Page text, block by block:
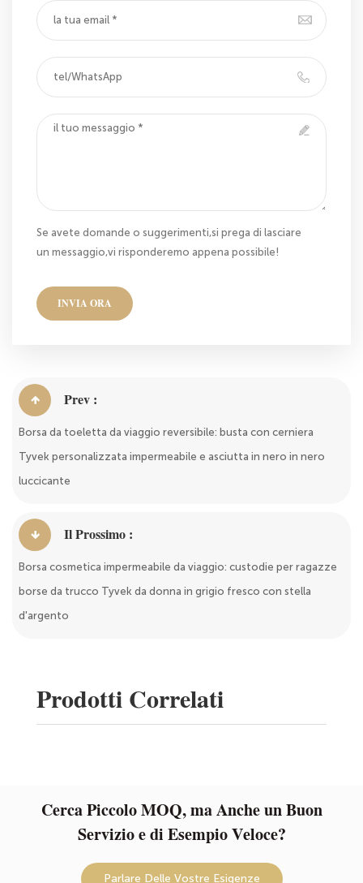
Se avete domande o suggerimenti,si prega di lasciare
un messaggio,vi risponderemo appena possibile!
INVIA ORA
Prev :
Borsa da toeletta da viaggio reversibile: busta con cerniera
Tyvek personalizzata impermeabile e asciutta in nero in nero
luccicante
Il Prossimo :
Borsa cosmetica impermeabile da viaggio: custodie per ragazze
borse da trucco Tyvek da donna in grigio fresco con stella
d'argento
Prodotti Correlati
Cerca Piccolo MOQ, ma Anche un Buon
Servizio e di Esempio Veloce?
Parlare Delle Vostre Esigenze